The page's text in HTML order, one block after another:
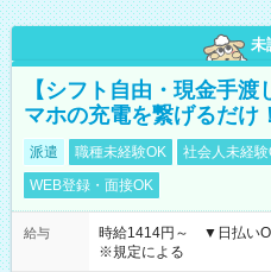
未
【シフト自由・現金手
マホの充電を繋げるだけ！
派遣 職種未経験OK 社会人未経験
WEB登録・面接OK
給与
時給1414円～ ▼日払い
※規定による